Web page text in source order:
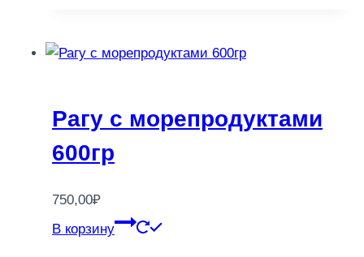
Рагу с морепродуктами
600гр
750,00₽
В корзину